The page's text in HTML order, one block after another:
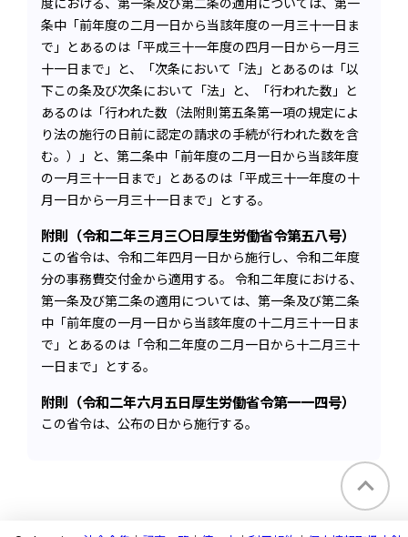
条中「前年度の二月一日から当該年度の一月三十一日ま
で」とあるのは「平成三十一年度の四月一日から一月三
十一日まで」と、「次条において「法」とあるのは「以
下この条及び次条において「法」と、「行われた数」と
あるのは「行われた数（法附則第五条第一項の規定によ
り法の施行の日前に認定の請求の手続が行われた数を含
む。）」と、第二条中「前年度の二月一日から当該年度
の一月三十一日まで」とあるのは「平成三十一年度の十
月一日から一月三十一日まで」とする。
附則（令和二年三月三〇日厚生労働省令第五八号）
この省令は、令和二年四月一日から施行し、令和二年度
分の事務費交付金から適用する。 令和二年度における、
第一条及び第二条の適用については、第一条及び第二条
中「前年度の一月一日から当該年度の十二月三十一日ま
で」とあるのは「令和二年度の二月一日から十二月三十
一日まで」とする。
附則（令和二年六月五日厚生労働省令第一一四号）
この省令は、公布の日から施行する。